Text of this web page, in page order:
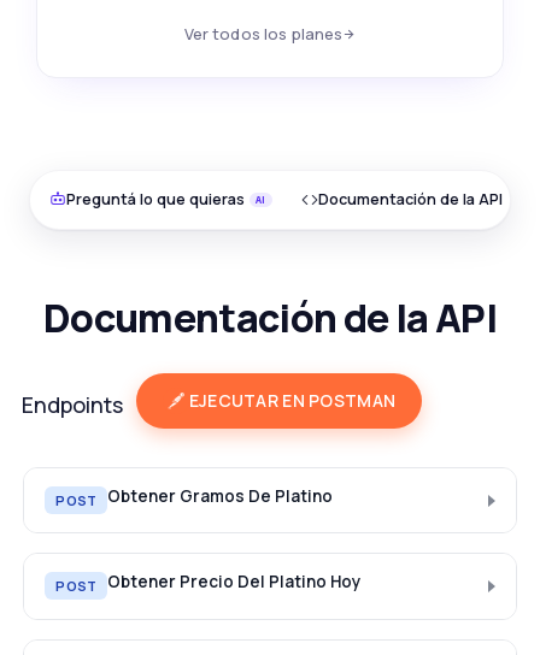
Ver todos los planes
Preguntá lo que quieras Documentación de la API
Documentación de la API
Endpoints EJECUTAR EN POSTMAN
POST Obtener Gramos De Platino
POST Obtener Precio Del Platino Hoy